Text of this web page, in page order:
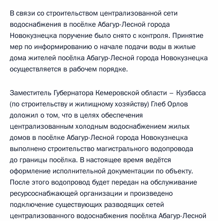
В связи со строительством централизованной сети
водоснабжения в посёлке Абагур-Лесной города
Новокузнецка поручение было снято с контроля. Принятие
мер по информированию о начале подачи воды в жилые
дома жителей посёлка Абагур-Лесной города Новокузнецка
осуществляется в рабочем порядке.
Заместитель Губернатора Кемеровской области – Кузбасса
(по строительству и жилищному хозяйству) Глеб Орлов
доложил о том, что в целях обеспечения
централизованным холодным водоснабжением жилых
домов в посёлке Абагур-Лесной города Новокузнецка
выполнено строительство магистрального водопровода
до границы посёлка. В настоящее время ведётся
оформление исполнительной документации по объекту.
После этого водопровод будет передан на обслуживание
ресурсоснабжающей организации и произведено
подключение существующих разводящих сетей
централизованного водоснабжения посёлка Абагур-Лесной